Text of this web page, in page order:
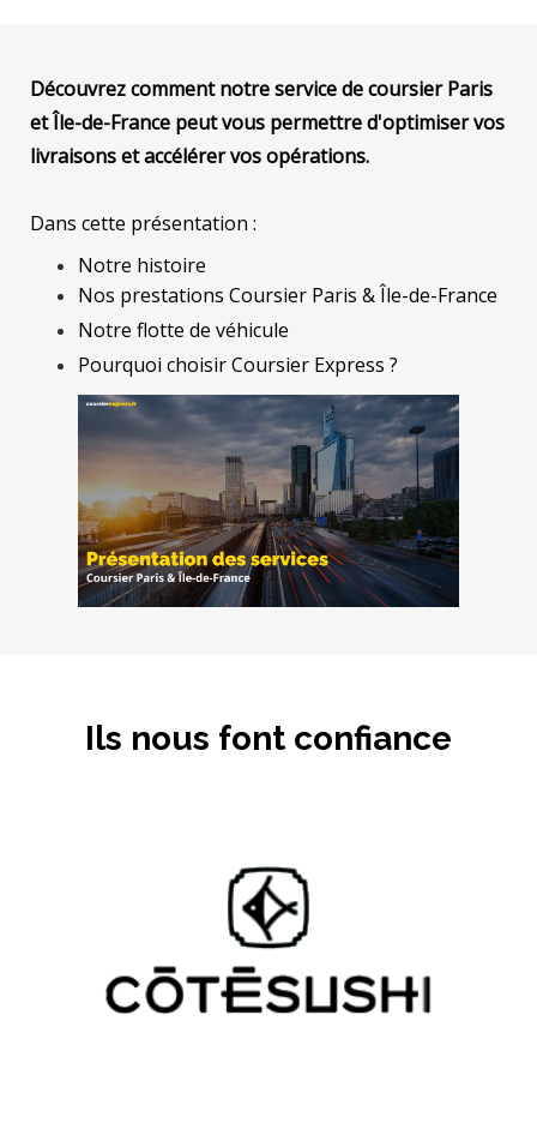
Découvrez comment notre service de coursier Paris
et Île-de-France peut vous permettre d'optimiser vos
livraisons et accélérer vos opérations.
Dans cette présentation :
Notre histoire
Nos prestations Coursier Paris & Île-de-France
Notre flotte de véhicule
Pourquoi choisir Coursier Express ?
Ils nous font confiance